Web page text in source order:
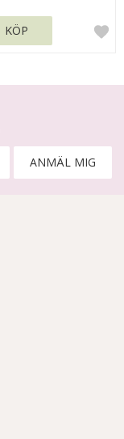
KÖP
ANMÄL MIG